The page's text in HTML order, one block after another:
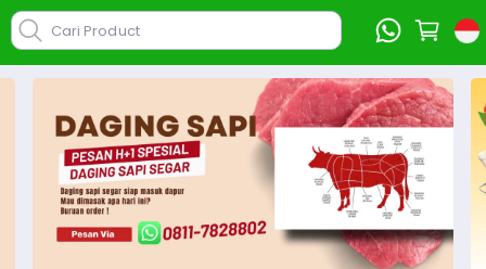
Cari Product